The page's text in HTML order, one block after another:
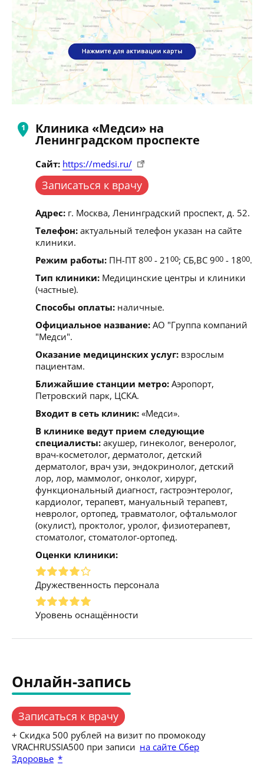
Клиника «Медси» на
Ленинградском проспекте
Сайт: https://medsi.ru/
Записаться к врачу
Адрес: г. Москва, Ленинградский проспект, д. 52.
Телефон: актуальный телефон указан на сайте
клиники.
Режим работы: ПН-ПТ 800 - 2100; СБ,ВС 900 - 1800.
Тип клиники: Медицинские центры и клиники
(частные).
Способы оплаты: наличные.
Официальное название: АО "Группа компаний
"Медси".
Оказание медицинских услуг: взрослым
пациентам.
Ближайшие станции метро: Аэропорт,
Петровский парк, ЦСКА.
Входит в сеть клиник: «Медси».
В клинике ведут прием следующие
специалисты: акушер, гинеколог, венеролог,
врач-косметолог, дерматолог, детский
дерматолог, врач узи, эндокринолог, детский
лор, лор, маммолог, онколог, хирург,
функциональный диагност, гастроэнтеролог,
кардиолог, терапевт, мануальный терапевт,
невролог, ортопед, травматолог, офтальмолог
(окулист), проктолог, уролог, физиотерапевт,
стоматолог, стоматолог-ортопед.
Оценки клиники:
Дружественность персонала
Уровень оснащённости
Онлайн-запись
Записаться к врачу
+ Скидка 500 рублей на визит по промокоду
VRACHRUSSIA500 при записи на сайте Сбер
Здоровье *